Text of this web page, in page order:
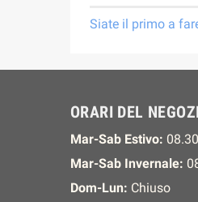
Siate il primo a
ORARI DEL
Mar-Sab Estivo:
Mar-Sab Invernale:
Dom-Lun: Chiuso